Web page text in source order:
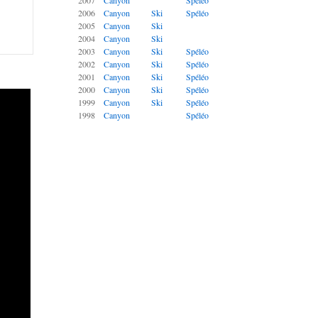
2006
Canyon Ski
Spéléo
2005
Canyon
Ski
2004
Canyon
Ski
2003
Canyon Ski
Spéléo
2002
Canyon Ski
Spéléo
2001
Canyon Ski
Spéléo
2000
Canyon Ski
Spéléo
1999
Canyon Ski
Spéléo
1998
Canyon Spéléo